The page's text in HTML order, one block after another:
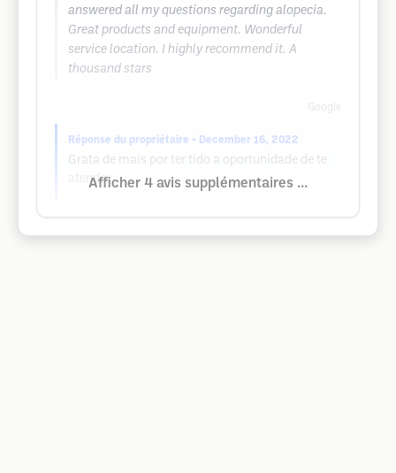
answered all my questions regarding alopecia.
Great products and equipment. Wonderful
service location. I highly recommend it. A
thousand stars
Google
Réponse du propriétaire • December 16, 2022
Grata de mais por ter tido a oportunidade de te
atender.
Afficher 4 avis supplémentaires ...